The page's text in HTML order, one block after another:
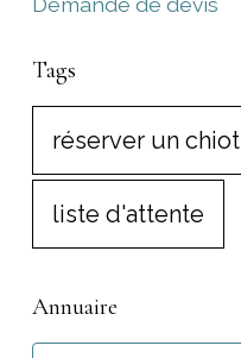
Tags
réserver un chiot
liste d'attente
Annuaire